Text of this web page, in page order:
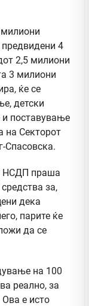
предвидени 4
2,5 милиони
3 милиони
ќе се
детски
и поставување
на Секторот
Спасовска.
НСДП праша
за,
дека
парите ќе
да се
на 100
реално, за
е исто